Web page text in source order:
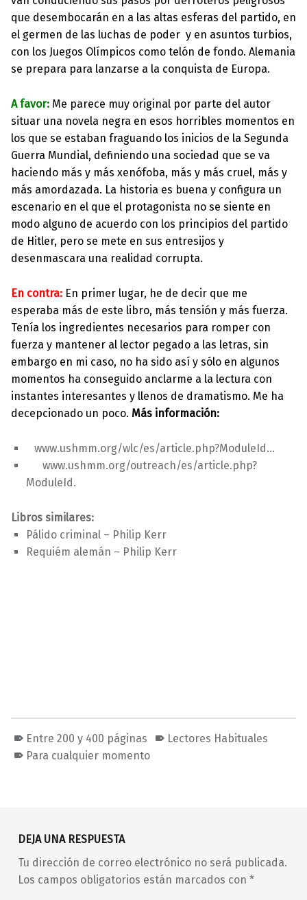
que desembocarán en a las altas esferas del partido, en
el germen de las luchas de poder y en asuntos turbios,
con los Juegos Olímpicos como telón de fondo. Alemania
se prepara para lanzarse a la conquista de Europa.
A favor: Me parece muy original por parte del autor
situar una novela negra en esos horribles momentos en
los que se estaban fraguando los inicios de la Segunda
Guerra Mundial, definiendo una sociedad que se va
haciendo más y más xenófoba, más y más cruel, más y
más amordazada. La historia es buena y configura un
escenario en el que el protagonista no se siente en
modo alguno de acuerdo con los principios del partido
de Hitler, pero se mete en sus entresijos y
desenmascara una realidad corrupta.
En contra: En primer lugar, he de decir que me
esperaba más de este libro, más tensión y más fuerza.
Tenía los ingredientes necesarios para romper con
fuerza y mantener al lector pegado a las letras, sin
embargo en mi caso, no ha sido así y sólo en algunos
momentos ha conseguido anclarme a la lectura con
instantes interesantes y llenos de dramatismo. Me ha
decepcionado un poco. Más información:
www.ushmm.org/wlc/es/article.php?ModuleId…
www.ushmm.org/outreach/es/article.php?
ModuleId.
Libros similares:
Pálido criminal – Philip Kerr
Requiém alemán – Philip Kerr
Entre 200 y 400 páginas
Lectores Habituales
Para cualquier momento
DEJA UNA RESPUESTA
Tu dirección de correo electrónico no será publicada.
Los campos obligatorios están marcados con *